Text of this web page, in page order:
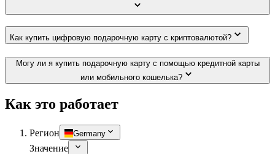
Как купить цифровую подарочную карту с криптовалютой?
Могу ли я купить подарочную карту с помощью кредитной карты
или мобильного кошелька?
Как это работает
Регион Germany
Значение